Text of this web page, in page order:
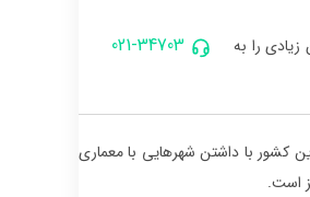
021-34703
را به
کشور با داشتن شهرهایی با معماری
است.